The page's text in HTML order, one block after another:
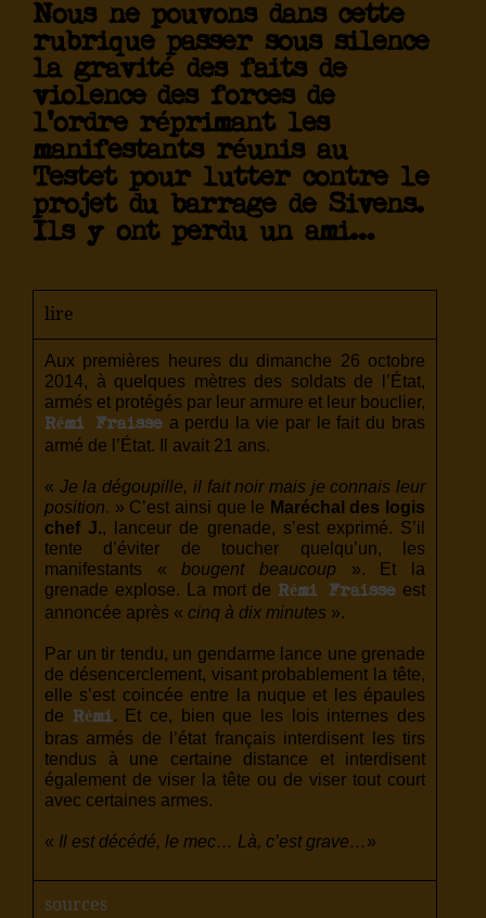
Nous ne pouvons dans cette
rubrique passer sous silence
la gravité des faits de
violence des forces de
l’ordre réprimant les
manifestants réunis au
Testet pour lutter contre le
projet du barrage de Sivens.
Ils y ont perdu un ami…
lire
Aux premières heures du dimanche 26 octobre
2014, à quelques mètres des soldats de l’État,
armés et protégés par leur armure et leur bouclier,
Rémi Fraissea perdu la vie par le fait du bras
armé de l’État. Il avait 21 ans.
« Je la dégoupille, il fait noir mais je connais leur
position. » C’est ainsi que le Maréchal des logis
chef J., lanceur de grenade, s’est exprimé. S’il
tente d’éviter de toucher quelqu’un, les
manifestants «bougent beaucoup ». Et la
grenade explose. La mort de Rémi Fraisse est
annoncée après « cinq à dix minutes ».
Par un tir tendu, un gendarme lance une grenade
de désencerclement, visant probablement la tête,
elle s’est coincée entre la nuque et les épaules
de Rémi. Et ce, bien que les lois internes des
bras armés de l’état français interdisent les tirs
tendus à une certaine distance et interdisent
également de viser la tête ou de viser tout court
avec certaines armes.
« Il est décédé, le mec… Là, c’est grave… »
sources